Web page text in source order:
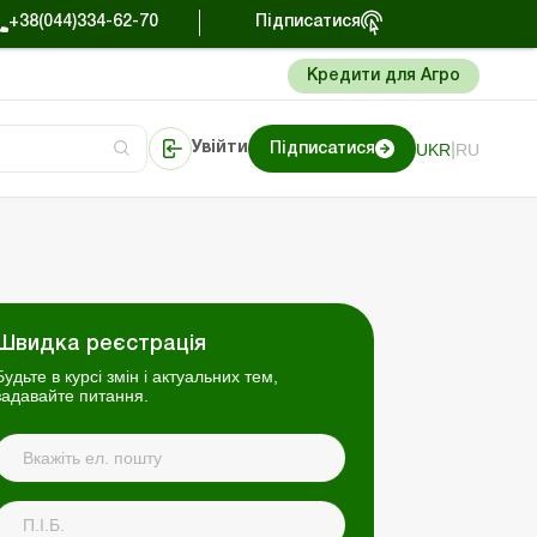
+38(044)334-62-70 Підписатися
Кредити для Агро
Увійти Підписатися UKR RU
реєстрація
в курсі змін і актуальних тем,
питання.